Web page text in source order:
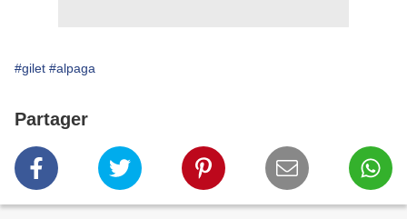
#gilet #alpaga
Partager